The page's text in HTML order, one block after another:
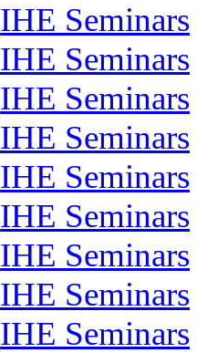
IHE Seminars
IHE Seminars
IHE Seminars
IHE Seminars
IHE Seminars
IHE Seminars
IHE Seminars
IHE Seminars
IHE Seminars